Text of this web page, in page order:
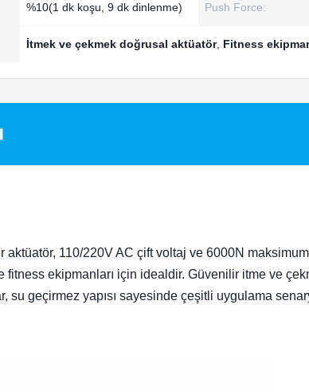
%10(1 dk koşu, 9 dk dinlenme) Push Force:
İtmek ve çekmek doğrusal aktüatör, Fitness
110/220V AC çift voltaj ve 6000N
fitness ekipmanları için idealdir. Güvenilir itme ve
su geçirmez yapısı sayesinde çeşitli uygulama